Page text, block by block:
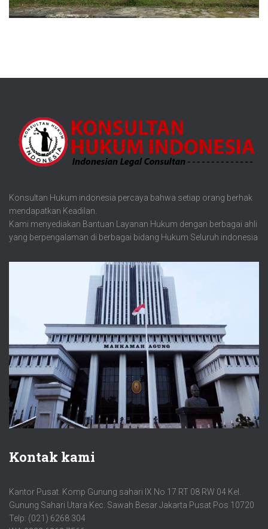
Konsultan Hukum indonesia percaya bahwa setiap orang berhak
mendapatkan Keadilan.
Kami menyediakan Bantuan Layanan Hukum dengan berbagai ahli
yang berpengalaman di berbagai bidang Hukum Seluruh indonesia
Kontak kami
Kantor Pusat. Komp Gunung sahari IX No 17 RT 08 RW 04 Kel.
Gunung Sahari Utara Kec. Sawah Besar Jakarta Pusat Pos 10720
Telp: (021) 6268 304